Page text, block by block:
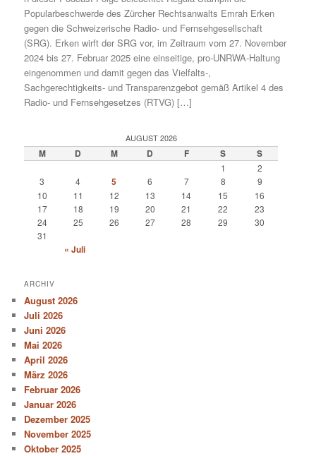
Popularbeschwerde des Zürcher Rechtsanwalts Emrah Erken
gegen die Schweizerische Radio- und Fernsehgesellschaft
(SRG). Erken wirft der SRG vor, im Zeitraum vom 27. November
2024 bis 27. Februar 2025 eine einseitige, pro-UNRWA-Haltung
eingenommen und damit gegen das Vielfalts-,
Sachgerechtigkeits- und Transparenzgebot gemäß Artikel 4 des
Radio- und Fernsehgesetzes (RTVG) […]
AUGUST 2026
M D M D F S S
1
2
3
4 5 6 7 8
9
10
11 12 13 14 15
16
17
18 19 20 21 22
23
24
25 26 27 28 29
30
31
« Juli
ARCHIV
August 2026
Juli 2026
Juni 2026
Mai 2026
April 2026
März 2026
Februar 2026
Januar 2026
Dezember 2025
November 2025
Oktober 2025